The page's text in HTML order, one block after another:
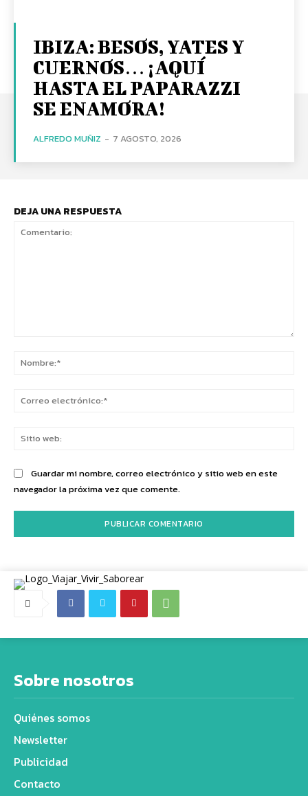
IBIZA: BESOS, YATES Y
CUERNOS… ¡AQUÍ
HASTA EL PAPARAZZI
SE ENAMORA!
ALFREDO MUÑIZ - 7 AGOSTO, 2026
DEJA UNA RESPUESTA
Guardar mi nombre, correo electrónico y sitio web en este
navegador la próxima vez que comente.
Sobre nosotros
Quiénes somos
Newsletter
Publicidad
Contacto